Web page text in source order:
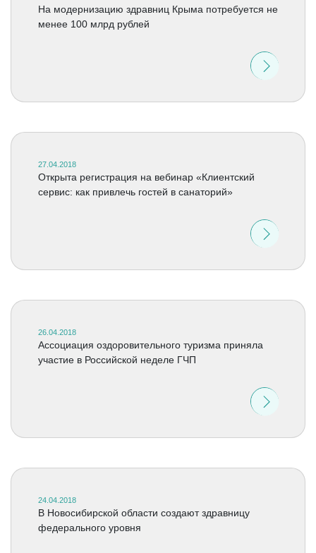
На модернизацию здравниц Крыма потребуется не
менее 100 млрд рублей
27.04.2018
Открыта регистрация на вебинар «Клиентский
сервис: как привлечь гостей в санаторий»
26.04.2018
Ассоциация оздоровительного туризма приняла
участие в Российской неделе ГЧП
24.04.2018
В Новосибирской области создают здравницу
федерального уровня